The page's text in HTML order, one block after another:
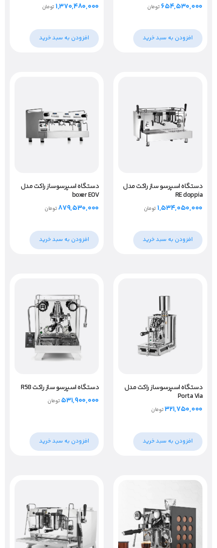
۶۵۴,۵۳۰,۰۰۰ تومان
افزودن به سبد خرید
۱,۳۷۰,۴۸۰,۰۰۰تومان
افزودن به سبد خرید
دستگاه اسپرسو ساز راکت مدل
RE doppia
۱,۵۳۴,۰۵۰,۰۰۰تومان
افزودن به سبد خرید
دستگاه اسپرسوساز راکت مدل
boxer EOV
۸۷۹,۵۳۰,۰۰۰تومان
افزودن به سبد خرید
دستگاه اسپرسوساز راکت مدل
Porta Via
۳۲۱,۷۵۰,۰۰۰تومان
افزودن به سبد خرید
دستگاه اسپرسو ساز راکت R58
۵۳۱,۹۰۰,۰۰۰ تومان
افزودن به سبد خرید